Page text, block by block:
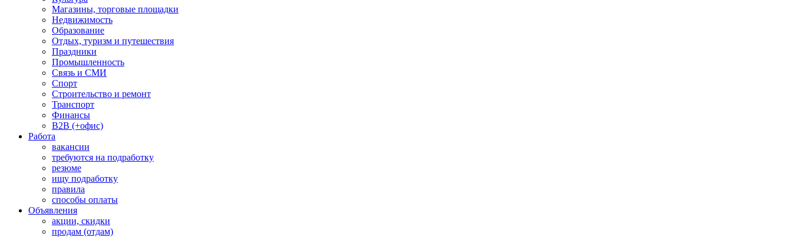
Магазины, торговые площадки
Недвижимость
Образование
Отдых, туризм и путешествия
Праздники
Промышленность
Связь и СМИ
Спорт
Строительство и ремонт
Транспорт
Финансы
B2B (+офис)
Работа
вакансии
требуются на подработку
резюме
ищу подработку
правила
способы оплаты
Объявления
акции, скидки
продам (отдам)